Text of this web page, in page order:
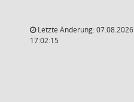
Letzte Änderung: 07.08.2026
17:02:15